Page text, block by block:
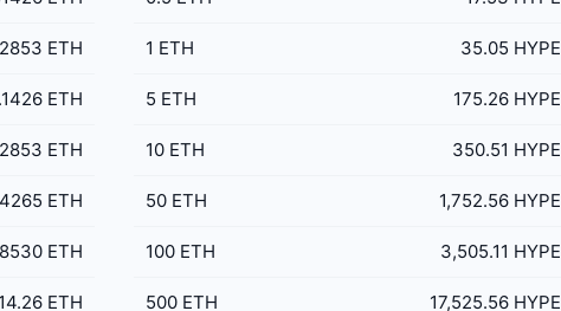
ETH
ETH
ETH
ETH
ETH
14.26 ETH
1 ETH 35.05 HYPE
5 ETH 175.26 HYPE
10 ETH 350.51 HYPE
50 ETH 1,752.56 HYPE
100 ETH 3,505.11 HYPE
500 ETH 17,525.56 HYPE